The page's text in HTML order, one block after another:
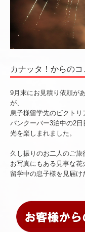
カナッタ！からのコ
9月末にお見積り依頼が
が、
息子様留学先のビクトリ
バンクーバー3泊中の2
光を楽しまれました。
久し振りのお二人のご旅
お写真にもある見事な花
留学中の息子様を見届け